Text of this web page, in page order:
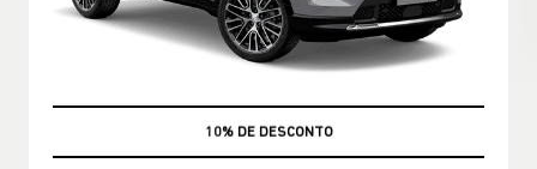
MÃO DE OBRA